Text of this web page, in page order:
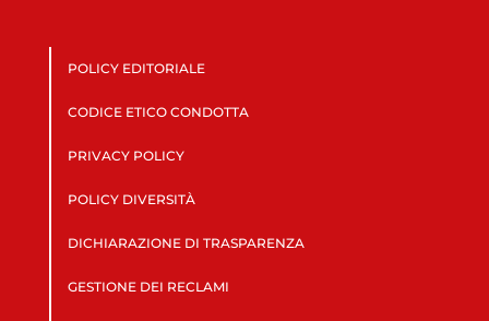
POLICY EDITORIALE
CODICE ETICO CONDOTTA
PRIVACY POLICY
POLICY DIVERSITÀ
DICHIARAZIONE DI TRASPARENZA
GESTIONE DEI RECLAMI